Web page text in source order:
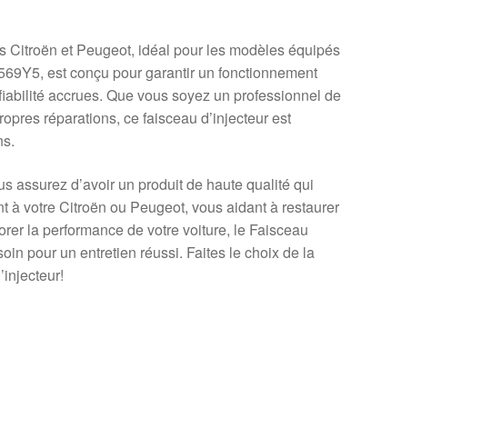
Citroën et Peugeot, idéal pour les modèles équipés
est conçu pour garantir un fonctionnement
accrues. Que vous soyez un professionnel de
réparations, ce faisceau d’injecteur est
assurez d’avoir un produit de haute qualité qui
à votre Citroën ou Peugeot, vous aidant à restaurer
la performance de votre voiture, le Faisceau
pour un entretien réussi. Faites le choix de la